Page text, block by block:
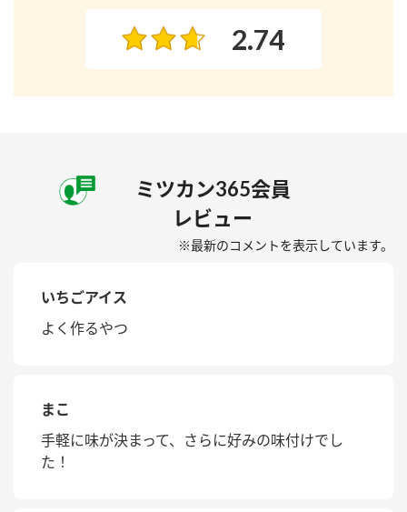
2.74
ミツカン365会員
レビュー
※最新のコメントを表示しています。
いちごアイス
よく作るやつ
まこ
手軽に味が決まって、さらに好みの味付けでし
た！